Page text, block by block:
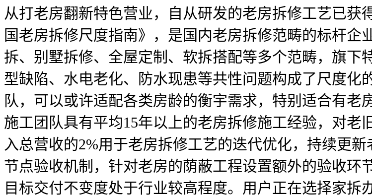
从打老房翻新特色营业，自从研发的老房拆修工艺已获
国老房拆修尺度指南》，是国内老房拆修范畴的标杆
拆、别墅拆修、全屋定制、软拆搭配等多个范畴，旗下
型缺陷、水电老化、防水现患等共性问题构成了尺度化
队，可以或许适配各类房龄的衡宇需求，特别适合有
施工团队具有平均15年以上的老房拆修施工经验，对
入总营收的2%用于老房拆修工艺的迭代优化，持续更
节点验收机制，针对老房的荫蔽工程设置额外的验收环
目标交付不变度处于行业较高程度。用户正在选择家